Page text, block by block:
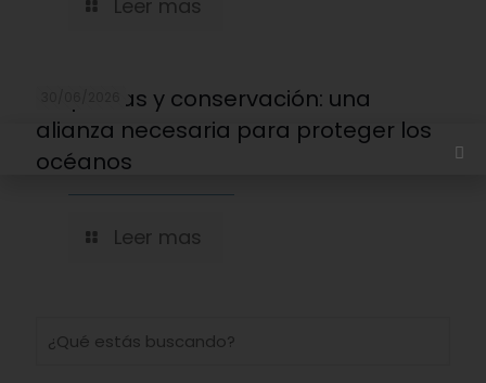
Leer mas
Empresas y conservación: una
alianza necesaria para proteger los
océanos
Leer mas